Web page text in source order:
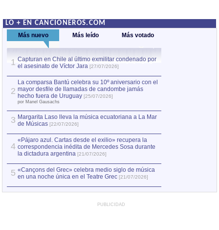
LO + EN CANCIONEROS.COM
Más nuevo Más leído Más votado
1 Capturan en Chile al último exmilitar condenado por
el asesinato de Víctor Jara [27/07/2026]
2
La comparsa Bantú celebra su 10º aniversario con el
mayor desfile de llamadas de candombe jamás
hecho fuera de Uruguay [25/07/2026]
por Manel Gausachs
3 Margarita Laso lleva la música ecuatoriana a La Mar
de Músicas [22/07/2026]
4
«Pájaro azul. Cartas desde el exilio» recupera la
correspondencia inédita de Mercedes Sosa durante
la dictadura argentina [21/07/2026]
5 «Cançons del Grec» celebra medio siglo de música
en una noche única en el Teatre Grec [21/07/2026]
PUBLICIDAD